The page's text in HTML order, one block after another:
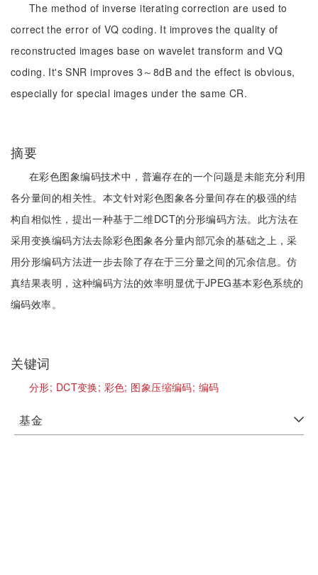
The method of inverse iterating correction are used to
correct the error of VQ coding. It improves the quality of
reconstructed images base on wavelet transform and VQ
coding. It's SNR improves 3～8dB and the effect is obvious,
especially for special images under the same CR.
摘要
在彩色图象编码技术中，普遍存在的一个问题是未能充分利用
各分量间的相关性。本文针对彩色图象各分量间存在的极强的结
构自相似性，提出一种基于二维DCT的分形编码方法。此方法在
采用变换编码方法去除彩色图象各分量内部冗余的基础之上，采
用分形编码方法进一步去除了存在于三分量之间的冗余信息。仿
真结果表明，这种编码方法的效率明显优于JPEG基本彩色系统的
编码效率。
关键词
分形; DCT变换; 彩色; 图象压缩编码; 编码
基金